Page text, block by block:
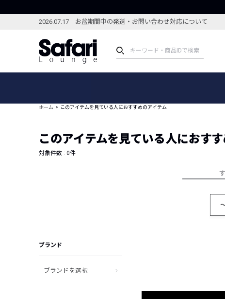
2026.07.17 お盆期間中の発送・お問い合わせ対応について
ブランドから探す
新着アイテム
編集部のおすすめアイテム
特集記事
コーディネート
ホーム このアイテムを見ている人におすすめのアイテム
このアイテムを見ている人におす
対象件数 : 0件
ブランド
ブランドを選択